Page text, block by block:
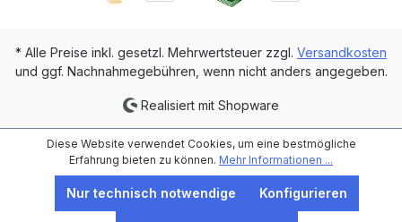
* Alle Preise inkl. gesetzl. Mehrwertsteuer zzgl. Versandkosten
und ggf. Nachnahmegebühren, wenn nicht anders angegeben.
Realisiert mit Shopware
Diese Website verwendet Cookies, um eine bestmögliche
Erfahrung bieten zu können. Mehr Informationen ...
Nur technisch notwendige Konfigurieren